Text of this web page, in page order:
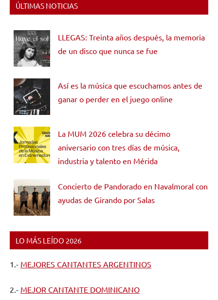
ÚLTIMAS NOTICIAS
LLEGAS: Treinta años después, la memoria
de un disco que nunca se fue
Así es la música que escuchamos antes de
ganar o perder en el juego online
La MUM 2026 celebra su décimo
aniversario con tres días de música,
industria y talento en Mérida
Concierto de Pandorado en Navalmoral con
ayudas de Girando por Salas
LO MÁS LEÍDO 2026
1.- MEJORES CANTANTES ARGENTINOS
2.- MEJOR CANTANTE DOMINICANO